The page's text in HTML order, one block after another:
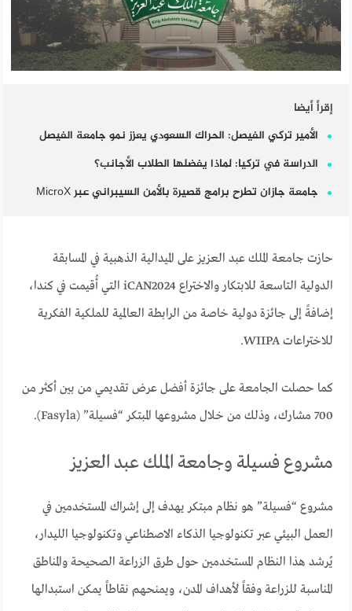
إقرأ أيضا
الأمير تركي الفيصل: الحراك السعودي يعزز نمو جامعة الفيصل
الدراسة في تركيا: لماذا يفضلها الطلاب الأجانب؟
جامعة جازان تطرح برامج قصيرة بالأمن السيبراني عبر MicroX
حازت جامعة الملك عبد العزيز على الميدالية الذهبية في المسابقة
الدولية التاسعة للابتكار والاختراع iCAN2024 التي أُقيمت في كندا،
إضافةً إلى جائزة دولية خاصة من الرابطة العالمية للملكية الفكرية
للاختراعات WIIPA.
كما حصلت الجامعة على جائزة أفضل عرض تقديمي من بين أكثر من
700 مشارك، وذلك من خلال مشروعها المبتكر “فسيلة” (Fasyla).
مشروع فسيلة وجامعة الملك عبد العزيز
مشروع “فسيلة” هو نظام مبتكر يهدف إلى إشراك المستخدمين في
العمل البيئي عبر تكنولوجيا الذكاء الاصطناعي وتكنولوجيا الليدار،
يُرشد هذا النظام المستخدمين حول طرق الزراعة الصحيحة والمناطق
المناسبة للزراعة وفقاً لأهداف المدن، ويمنحهم نقاطاً يمكن استبدالها